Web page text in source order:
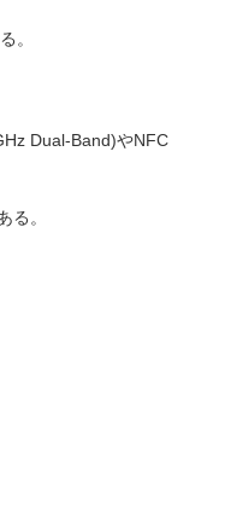
。
Dual-Band)やNFC
る。